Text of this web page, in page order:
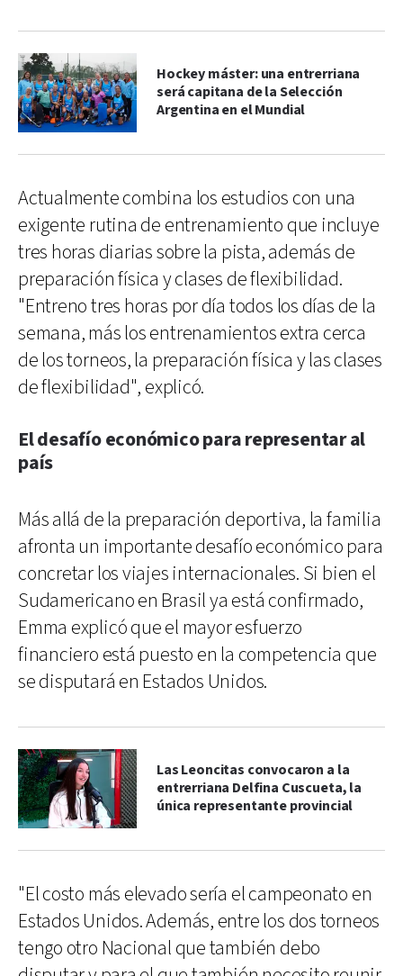
Hockey máster: una entrerriana
será capitana de la Selección
Argentina en el Mundial
Actualmente combina los estudios con una
exigente rutina de entrenamiento que incluye
tres horas diarias sobre la pista, además de
preparación física y clases de flexibilidad.
"Entreno tres horas por día todos los días de la
semana, más los entrenamientos extra cerca
de los torneos, la preparación física y las clases
de flexibilidad", explicó.
El desafío económico para representar al
país
Más allá de la preparación deportiva, la familia
afronta un importante desafío económico para
concretar los viajes internacionales. Si bien el
Sudamericano en Brasil ya está confirmado,
Emma explicó que el mayor esfuerzo
financiero está puesto en la competencia que
se disputará en Estados Unidos.
Las Leoncitas convocaron a la
entrerriana Delfina Cuscueta, la
única representante provincial
"El costo más elevado sería el campeonato en
Estados Unidos. Además, entre los dos torneos
tengo otro Nacional que también debo